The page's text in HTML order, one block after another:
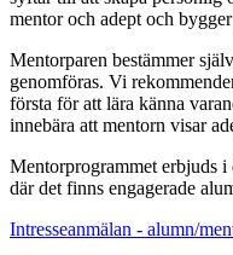
mentor och adept och
Mentorparen bestämmer
genomföras. Vi
första för att lära känna
innebära att mentorn visar
Mentorprogrammet erbjuds
där det finns engagerade
Intresseanmälan - alumn/